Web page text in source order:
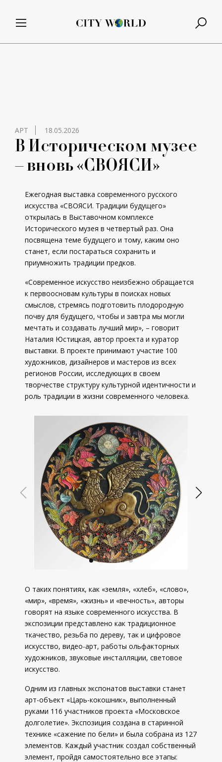
АРТ 18.05.2026
В Историческом музее
– вновь «СВОЯСИ»
Ежегодная выставка современного русского
искусства «СВОЯСИ. Традиции будущего»
открылась в Выставочном комплексе
Исторического музея в четвертый раз. Она
посвящена теме будущего и тому, каким оно
станет, если постараться сохранить и
приумножить традиции предков.
«Современное искусство неизбежно обращается
к первоосновам культуры в поисках новых
смыслов, стремясь подготовить плодородную
почву для будущего, чтобы и завтра мы могли
мечтать и создавать лучший мир», – говорит
Наталия Юстицкая, автор проекта и куратор
выставки. В проекте принимают участие 100
художников, дизайнеров и мастеров из всех
регионов России, исследующих в своем
творчестве структуру культурной идентичности и
роль традиции в жизни современного человека.
О таких понятиях, как «земля», «хлеб», «слово»,
«мир», «время», «жизнь» и «вечность», авторы
говорят на языке современного искусства. В
экспозиции представлено как традиционное
ткачество, резьба по дереву, так и цифровое
искусство, видео-арт, работы ольфакторных
художников, звуковые инсталляции, световое
искусство.
Одним из главных экспонатов выставки станет
арт-объект «Царь-кокошник», выполненный
руками 116 участников проекта «Московское
долголетие». Экспозиция создана в старинной
технике «сажение по бели» и была собрана из 127
элементов. Каждый участник создал собственный
элемент, пройдя самостоятельно все этапы: